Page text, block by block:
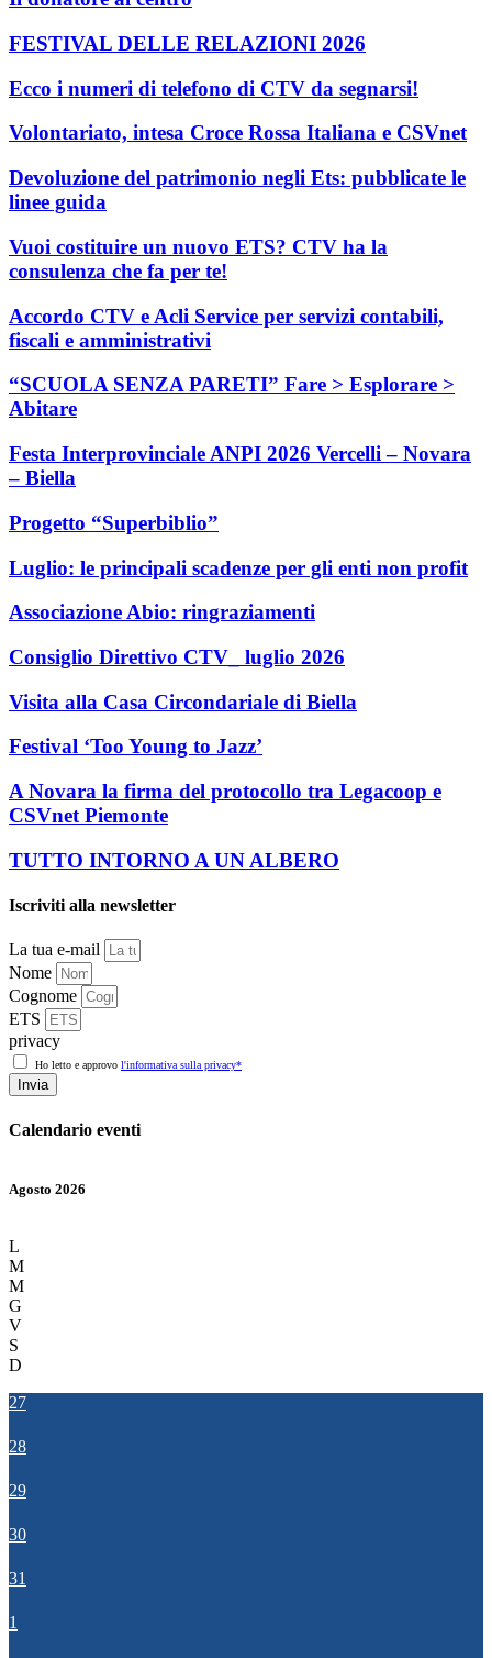
FESTIVAL DELLE RELAZIONI 2026
Ecco i numeri di telefono di CTV da segnarsi!
Volontariato, intesa Croce Rossa Italiana e CSVnet
Devoluzione del patrimonio negli Ets: pubblicate le
linee guida
Vuoi costituire un nuovo ETS? CTV ha la
consulenza che fa per te!
Accordo CTV e Acli Service per servizi contabili,
fiscali e amministrativi
“SCUOLA SENZA PARETI” Fare > Esplorare >
Abitare
Festa Interprovinciale ANPI 2026 Vercelli – Novara
– Biella
Progetto “Superbiblio”
Luglio: le principali scadenze per gli enti non profit
Associazione Abio: ringraziamenti
Consiglio Direttivo CTV_ luglio 2026
Visita alla Casa Circondariale di Biella
Festival ‘Too Young to Jazz’
A Novara la firma del protocollo tra Legacoop e
CSVnet Piemonte
TUTTO INTORNO A UN ALBERO
Iscriviti alla newsletter
La tua e-mail
Nome
Cognome
ETS
privacy
Ho letto e approvo l'informativa sulla privacy*
Invia
Calendario eventi
Agosto 2026
L
M
M
G
V
S
D
27
28
29
30
31
1